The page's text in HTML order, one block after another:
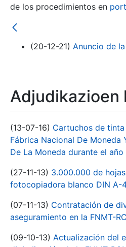
Erakutsi/Ezkutatu
de los procedimientos en
(20-12-21) Anuncio de
Adjudikazioen
(13-07-16) Cartuchos de
Fábrica Nacional De Moneda
De La Moneda durante el año
(27-11-13) 3.000.000 de
fotocopiadora blanco DIN A-
(07-11-13) Contratación de
aseguramiento en la FNMT-
(09-10-13) Actualización del